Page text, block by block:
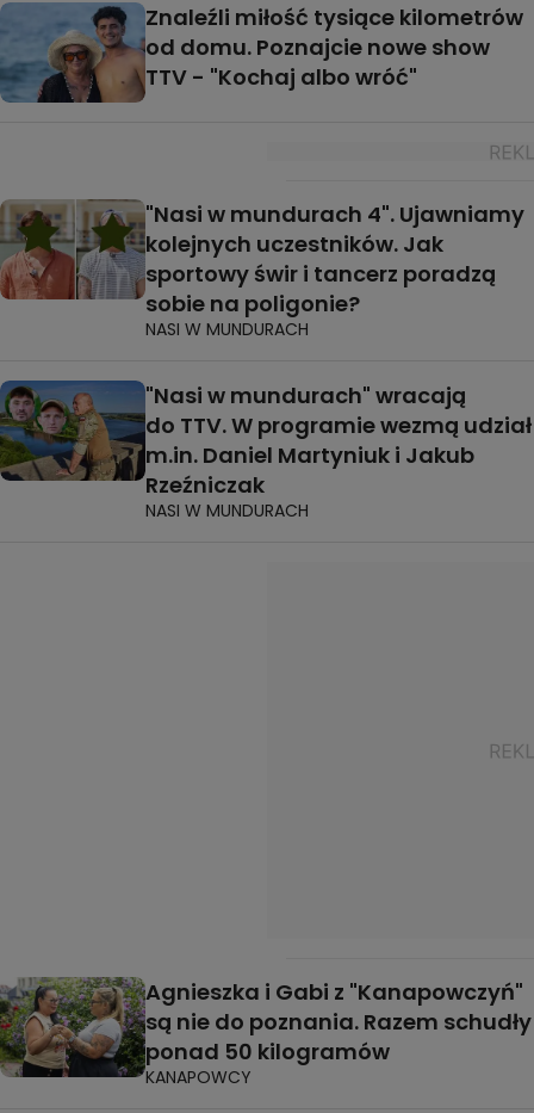
Znaleźli miłość tysiące kilometrów
od domu. Poznajcie nowe show
TTV - "Kochaj albo wróć"
"Nasi w mundurach 4". Ujawniamy
kolejnych uczestników. Jak
sportowy świr i tancerz poradzą
sobie na poligonie?
NASI W MUNDURACH
"Nasi w mundurach" wracają
do TTV. W programie wezmą udział
m.in. Daniel Martyniuk i Jakub
Rzeźniczak
NASI W MUNDURACH
Agnieszka i Gabi z "Kanapowczyń"
są nie do poznania. Razem schudły
ponad 50 kilogramów
KANAPOWCY